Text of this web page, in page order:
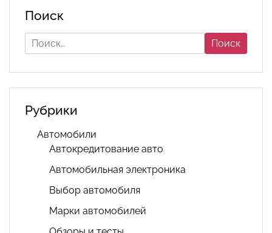
Поиск
Найти:
Рубрики
Автомобили
Автокредитование авто
Автомобильная электроника
Выбор автомобиля
Марки автомобилей